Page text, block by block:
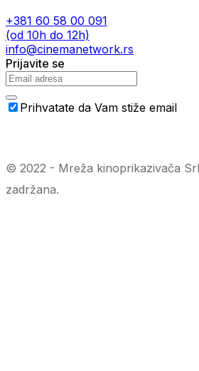
+381 60 58 00 091
(od 10h do 12h)
info@cinemanetwork.rs
Prijavite se
Prihvatate da Vam stiže email
© 2022 - Mreža kinoprikazivača
zadržana.